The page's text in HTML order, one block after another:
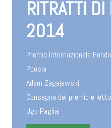
RITRATTI
2014
Premio Internazionale
Poesia
Adam Zagajewski
Consegna del premio e
Ugo Pagliai